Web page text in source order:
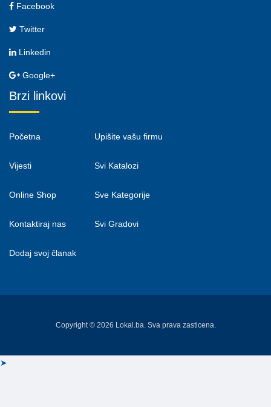
Facebook
Twitter
Linkedin
Google+
Brzi linkovi
Početna
Vijesti
Online Shop
Kontaktiraj nas
Dodaj svoj članak
Upišite vašu firmu
Svi Katalozi
Sve Kategorije
Svi Gradovi
Copyright © 2026 Lokal.ba. Sva prava zasticena.
➤